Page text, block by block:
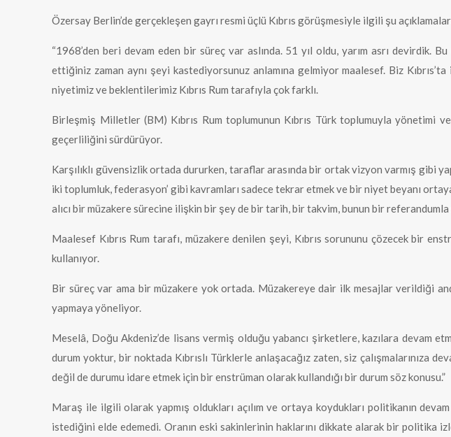
Özersay Berlin’de gerçekleşen gayrı resmi üçlü Kıbrıs görüşmesiyle ilgili şu
“1968’den beri devam eden bir süreç var aslında. 51 yıl oldu, yarım asrı devirdik.
ettiğiniz zaman aynı şeyi kastediyorsunuz anlamına gelmiyor maalesef. Biz
niyetimiz ve beklentilerimiz Kıbrıs Rum tarafıyla çok farklı.
Birleşmiş Milletler (BM) Kıbrıs Rum toplumunun Kıbrıs Türk toplumuyla yönetimi
geçerliliğini sürdürüyor.
Karşılıklı güvensizlik ortada dururken, taraflar arasında bir ortak vizyon varmış gibi
iki toplumluk, federasyon’ gibi kavramları sadece tekrar etmek ve bir niyet beyanı
alıcı bir müzakere sürecine ilişkin bir şey de bir tarih, bir takvim, bunun bir
Maalesef Kıbrıs Rum tarafı, müzakere denilen şeyi, Kıbrıs sorununu çözecek bir
kullanıyor.
Bir süreç var ama bir müzakere yok ortada. Müzakereye dair ilk mesajlar verildiği
yapmaya yöneliyor.
Meselâ, Doğu Akdeniz’de lisans vermiş olduğu yabancı şirketlere, kazılara devam
durum yoktur, bir noktada Kıbrıslı Türklerle anlaşacağız zaten, siz çalışmalarınıza
değil de durumu idare etmek için bir enstrüman olarak kullandığı bir durum söz konusu.”
Maraş ile ilgili olarak yapmış oldukları açılım ve ortaya koydukları politikanın
istediğini elde edemedi. Oranın eski sakinlerinin haklarını dikkate alarak bir